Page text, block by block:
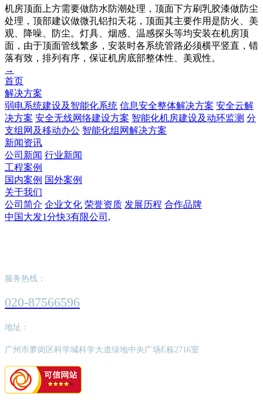
机房顶面上方需要做防水防潮处理，顶面下方刷乳胶漆做防尘
处理，顶部建议做微孔铝扣天花，顶面其主要作用是防火、美
观、降噪、防尘。灯具、烟感、温感探头等均安装在机房顶
面，由于顶面管线繁多，安装时各系统管路必须横平竖直，错
落有致，排列有序，保证机房底部整体性、美观性。
→
首页
解决方案
弱电系统建设及智能化系统 信息安全整体解决方案 安全云解
决方案 安全无线网络建设方案 智能化机房建设及动环监测 分
支组网及移动办公 智能化组网解决方案
新闻资讯
公司新闻 行业新闻
工程案例
国内案例 国外案例
关于我们
公司简介 企业文化 荣誉资质 发展历程 合作品牌
中国大发1分快3有限公司,
服务热线：
020-87566596
地址：
广州市萝岗区科学城科学大道绿地中央广场E栋2716室